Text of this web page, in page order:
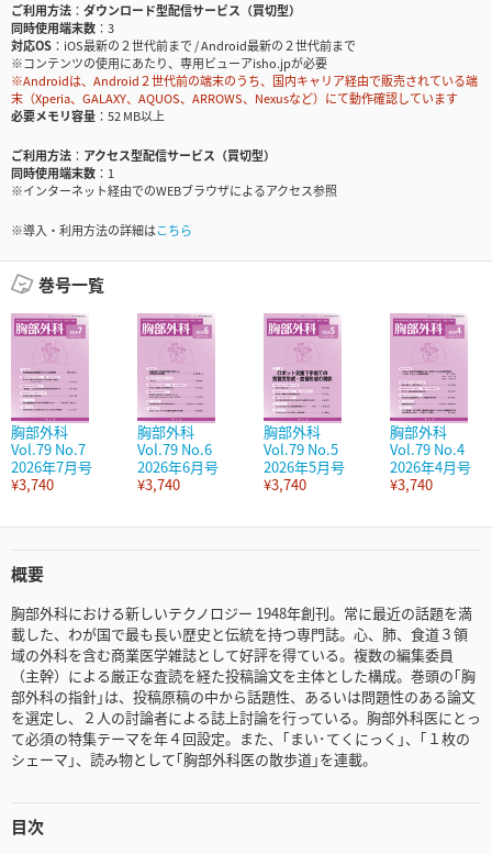
ご利用方法
ダウンロード型配信サービス（買切型）
同時使用端末数
3
対応OS
iOS最新の２世代前まで / Android最新の２世代前まで
※コンテンツの使用にあたり、専用ビューアisho.jpが必要
※Androidは、Android２世代前の端末のうち、国内キャリア経由で販売されている端
末（Xperia、GALAXY、AQUOS、ARROWS、Nexusなど）にて動作確認しています
必要メモリ容量
52 MB以上
ご利用方法
アクセス型配信サービス（買切型）
同時使用端末数
1
※インターネット経由でのWEBブラウザによるアクセス参照
※導入・利用方法の詳細はこちら
巻号一覧
胸部外科
Vol.79 No.7
2026年7月号
¥3,740
胸部外科
Vol.79 No.6
2026年6月号
¥3,740
胸部外科
Vol.79 No.5
2026年5月号
¥3,740
胸部外科
Vol.79 No.4
2026年4月号
¥3,740
概要
胸部外科における新しいテクノロジー 1948年創刊。常に最近の話題を満
載した、わが国で最も長い歴史と伝統を持つ専門誌。心、肺、食道３領
域の外科を含む商業医学雑誌として好評を得ている。複数の編集委員
（主幹）による厳正な査読を経た投稿論文を主体とした構成。巻頭の｢胸
部外科の指針｣は、投稿原稿の中から話題性、あるいは問題性のある論文
を選定し、２人の討論者による誌上討論を行っている。胸部外科医にとっ
て必須の特集テーマを年４回設定。また、｢まい･てくにっく｣、｢１枚の
シェーマ｣、読み物として｢胸部外科医の散歩道｣を連載。
目次